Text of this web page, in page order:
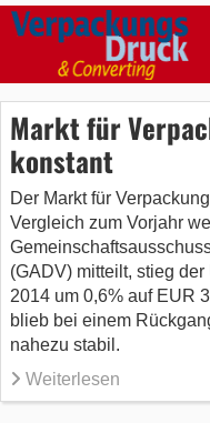
Markt für
konstant
Der Markt für
Vergleich zum Vorjahr
(GADV) mitteilt, stieg
2014 um 0,6% auf EUR
blieb bei einem
nahezu stabil.
Weiterlesen